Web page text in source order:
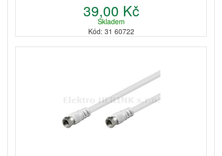
39,00 Kč
Skladem
Kód: 31 60722